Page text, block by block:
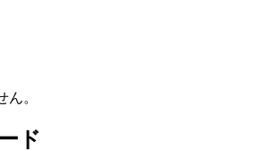
ん。
ド